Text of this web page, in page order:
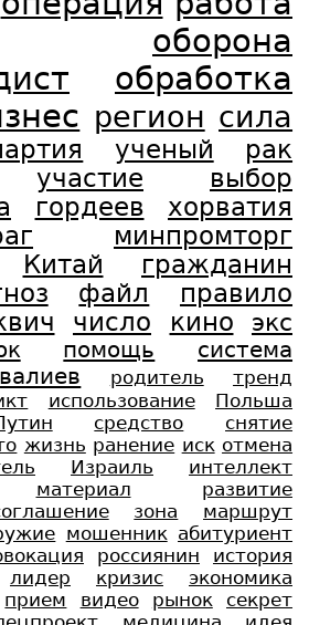
оборона
обработка
регион сила
ученый
рак
участие
выбор
гордеев
хорватия
минпромторг
Китай
гражданин
файл
правило
число кино экс
помощь
система
валиев родитель
тренд
использование
Польша
средство
снятие
жизнь ранение иск отмена
Израиль
интеллект
материал
развитие
зона
маршрут
мошенник абитуриент
россиянин
история
лидер кризис
экономика
прием видео рынок
секрет